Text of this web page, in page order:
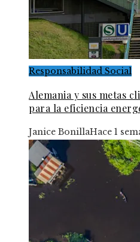
Responsabilidad Social
Alemania y sus metas
para la eficiencia
Janice BonillaHace 1